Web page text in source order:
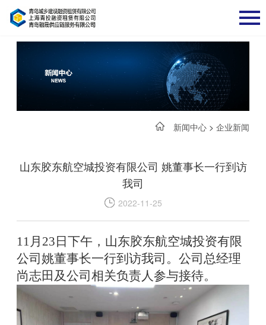
新闻中心 >企业新闻
山东胶东航空城投资有限公司 姚董事长一行到访
我司
2022-11-25
11月 23 日下午，山东胶东航空城投资有限
公司姚董事长一行到访我司。公司总经理
尚志田及公司相关负责人参与接待。